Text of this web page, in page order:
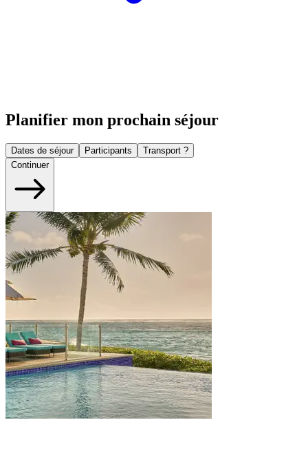
Planifier mon prochain séjour
Dates de séjour Participants
Transport ?
Continuer